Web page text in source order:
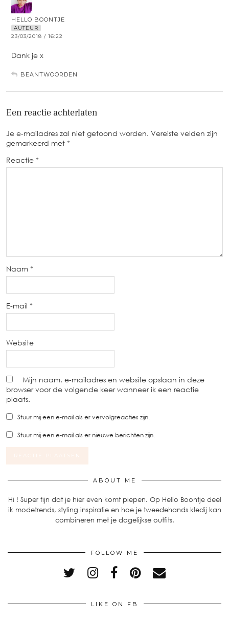
HELLO BOONTJE
AUTEUR
23/03/2018 / 16:22
Dank je x
BEANTWOORDEN
Een reactie achterlaten
Je e-mailadres zal niet getoond worden. Vereiste velden zijn
gemarkeerd met *
Reactie *
Naam *
E-mail *
Website
Mijn naam, e-mailadres en website opslaan in deze
browser voor de volgende keer wanneer ik een reactie
plaats.
Stuur mij een e-mail als er vervolgreacties zijn.
Stuur mij een e-mail als er nieuwe berichten zijn.
ABOUT ME
Hi ! Super fijn dat je hier even komt piepen. Op Hello Boontje deel
ik modetrends, styling inspiratie en hoe je tweedehands kledij kan
combineren met je dagelijkse outfits.
FOLLOW ME
LIKE ON FB